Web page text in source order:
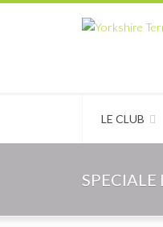
LE CLUB
SPECIALE